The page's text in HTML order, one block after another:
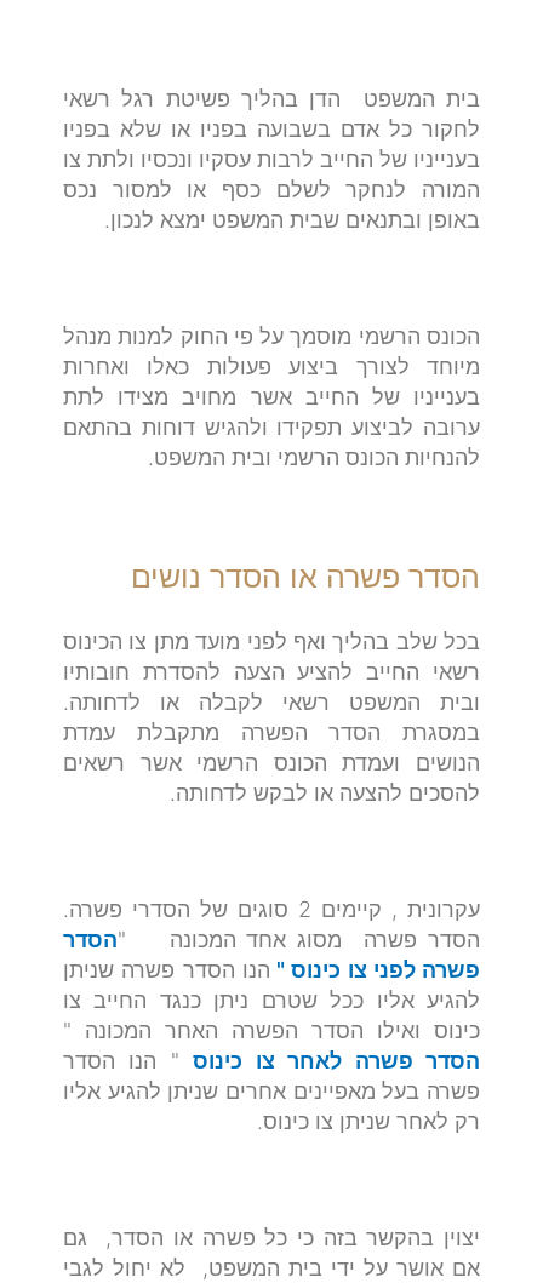
בית המשפט הדן בהליך פשיטת רגל רשאי
לחקור כל אדם בשבועה בפניו או שלא בפניו
בענייניו של החייב לרבות עסקיו ונכסיו ולתת צו
המורה לנחקר לשלם כסף או למסור נכס
באופן ובתנאים שבית המשפט ימצא לנכון.
הכונס הרשמי מוסמך על פי החוק למנות מנהל
מיוחד לצורך ביצוע פעולות כאלו ואחרות
בענייניו של החייב אשר מחויב מצידו לתת
ערובה לביצוע תפקידו ולהגיש דוחות בהתאם
להנחיות הכונס הרשמי ובית המשפט.
הסדר פשרה או הסדר נושים
בכל שלב בהליך ואף לפני מועד מתן צו הכינוס
רשאי החייב להציע הצעה להסדרת חובותיו
ובית המשפט רשאי לקבלה או לדחותה.
במסגרת הסדר הפשרה מתקבלת עמדת
הנושים ועמדת הכונס הרשמי אשר רשאים
להסכים להצעה או לבקש לדחותה.
עקרונית , קיימים 2 סוגים של הסדרי פשרה.
הסדר פשרה מסוג אחד המכונה "הסדר
פשרה לפני צו כינוס " הנו הסדר פשרה שניתן
להגיע אליו ככל שטרם ניתן כנגד החייב צו
כינוס ואילו הסדר הפשרה האחר המכונה "
הסדר פשרה לאחר צו כינוס" הנו הסדר
פשרה בעל מאפיינים אחרים שניתן להגיע אליו
רק לאחר שניתן צו כינוס.
יצוין בהקשר בזה כי כל פשרה או הסדר, גם
אם אושר על ידי בית המשפט, לא יחול לגבי